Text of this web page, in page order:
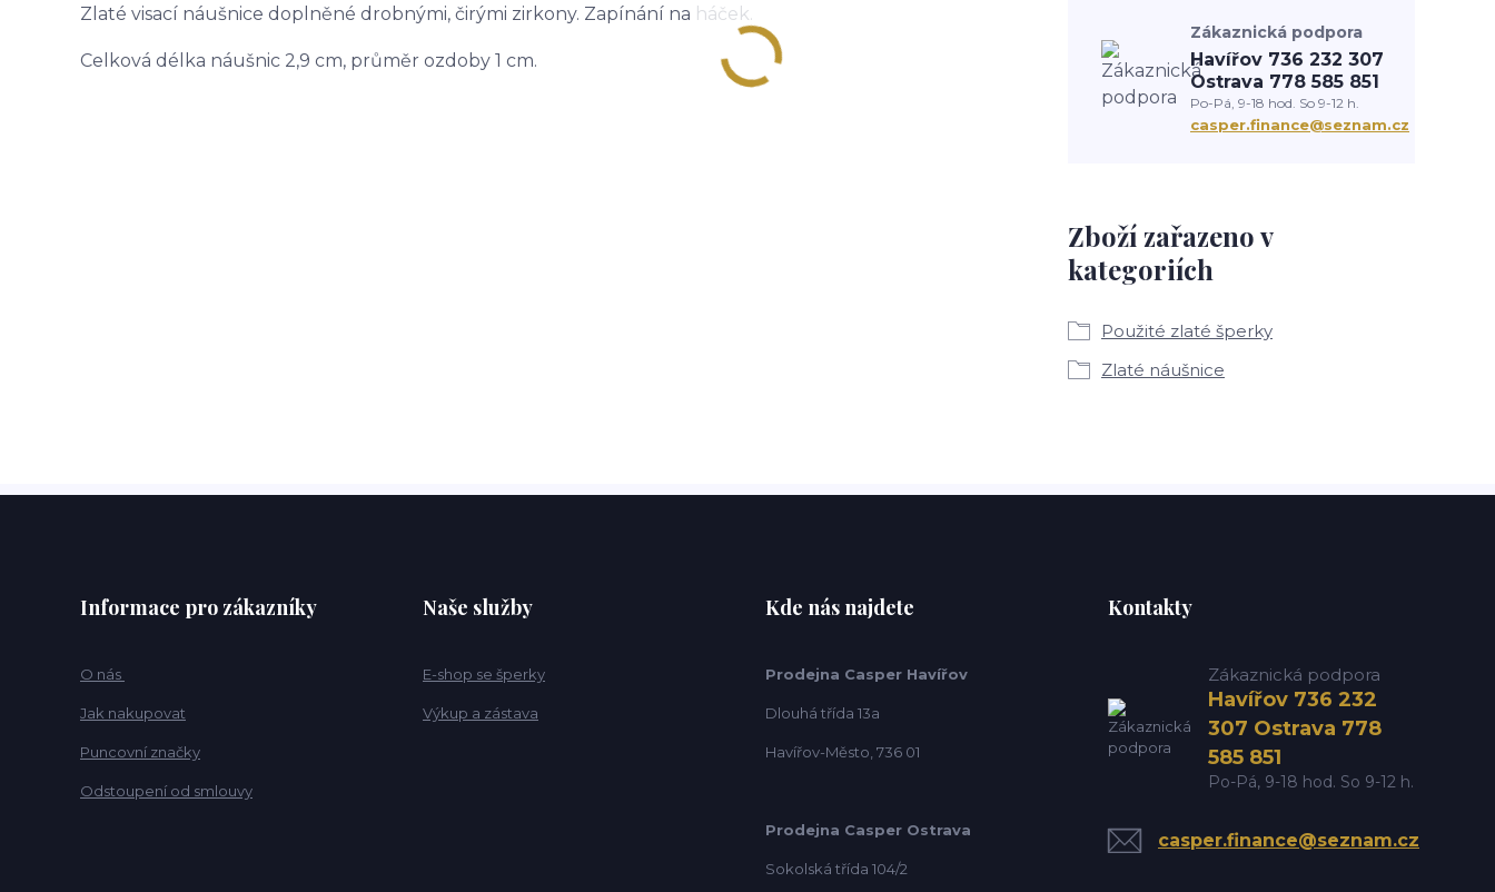
Zlaté visací náušnice doplněné drobnými, čirými zirkony. Zapínání na háček.
Celková délka náušnic 2,9 cm, průměr ozdoby 1 cm.
Zboží zařazeno v
kategoriích
Použité zlaté šperky
Zlaté náušnice
Zákaznická podpora
Havířov 736 232 307
Ostrava 778 585 851
Po-Pá, 9-18 hod. So 9-12 h.
casper.finance@seznam.cz
Informace pro zákazníky
O nás
Jak nakupovat
Puncovní značky
Odstoupení od smlouvy
Naše služby
E-shop se šperky
Výkup a zástava
Kde nás najdete
Prodejna Casper Havířov
Dlouhá třída 13a
Havířov-Město, 736 01
Prodejna Casper Ostrava
Sokolská třída 104/2
Kontakty
Zákaznická podpora
Havířov 736 232
307 Ostrava 778
585 851
Po-Pá, 9-18 hod. So 9-12 h.
casper.finance@seznam.cz